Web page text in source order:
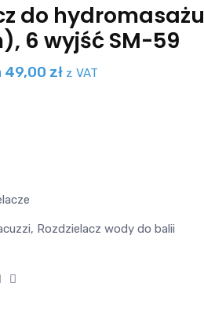
do hydromasażu
6 wyjść SM-59
49,00 zł z VAT
, Rozdzielacz wody do balii